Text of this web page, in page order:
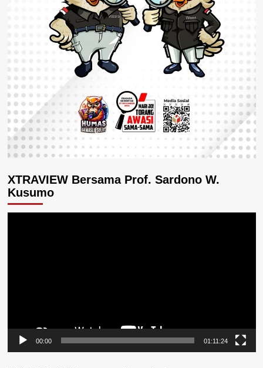
XTRAVIEW Bersama Prof. Sardono W.
Kusumo
00:00 01:11:24